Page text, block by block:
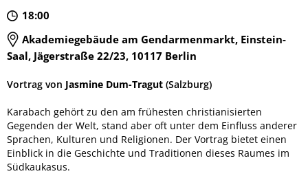
18:00
Akademiegebäude am Gendarmenmarkt, Einstein-
Saal, Jägerstraße 22/23, 10117 Berlin
Vortrag von Jasmine Dum-Tragut (Salzburg)
Karabach gehört zu den am frühesten christianisierten
Gegenden der Welt, stand aber oft unter dem Einfluss anderer
Sprachen, Kulturen und Religionen. Der Vortrag bietet einen
Einblick in die Geschichte und Traditionen dieses Raumes im
Südkaukasus.